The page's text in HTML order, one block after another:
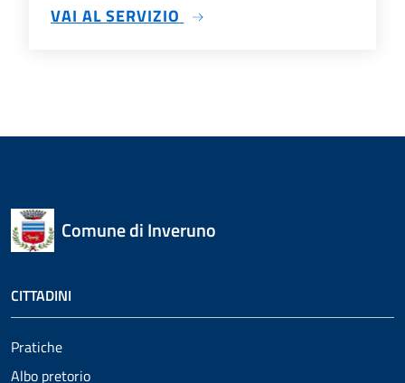
VAI AL SERVIZIO SU INTRANET
Comune di Inveruno
CITTADINI
Pratiche
Albo pretorio